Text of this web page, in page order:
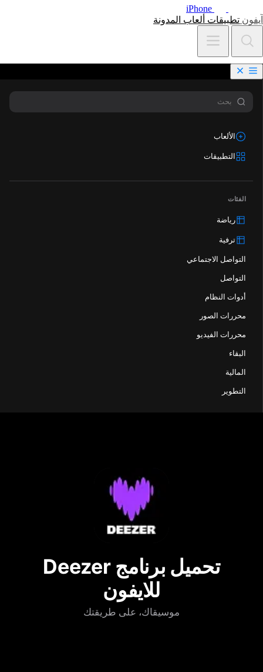
iPhone
آيفون تطبيقات ألعاب المدونة
الألعاب
التطبيقات
الفئات
رياضة
ترفية
التواصل الاجتماعي
التواصل
أدوات النظام
محررات الصور
محررات الفيديو
البقاء
المالية
التطوير
تحميل برنامج Deezer
للايفون
موسيقاك، على طريقتك